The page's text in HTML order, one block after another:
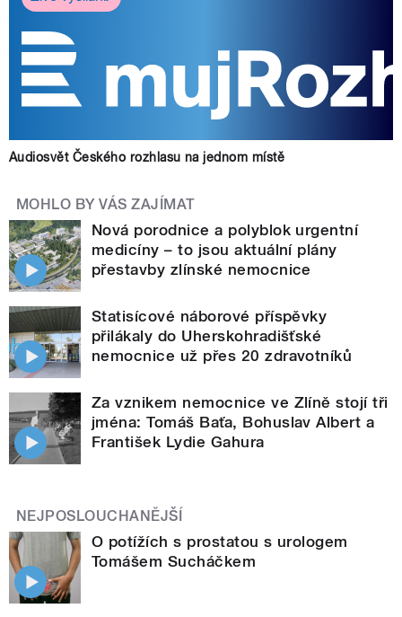
Audiosvět Českého rozhlasu na jednom místě
MOHLO BY VÁS ZAJÍMAT
Nová porodnice a polyblok urgentní
medicíny – to jsou aktuální plány
přestavby zlínské nemocnice
Statisícové náborové příspěvky
přilákaly do Uherskohradišťské
nemocnice už přes 20 zdravotníků
Za vznikem nemocnice ve Zlíně stojí tři
jména: Tomáš Baťa, Bohuslav Albert a
František Lydie Gahura
NEJPOSLOUCHANĚJŠÍ
O potížích s prostatou s urologem
Tomášem Sucháčkem